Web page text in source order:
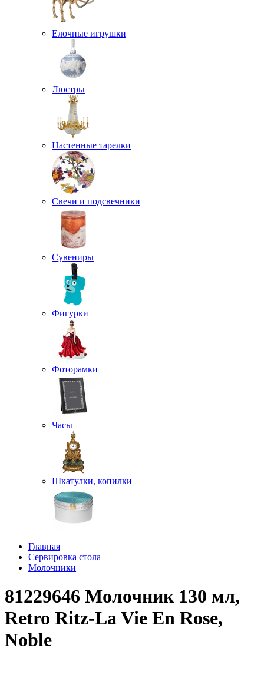
Елочные игрушки
Люстры
Настенные тарелки
Свечи и подсвечники
Сувениры
Фигурки
Фоторамки
Часы
Шкатулки, копилки
Главная
Сервировка стола
Молочники
81229646 Молочник 130 мл,
Retro Ritz-La Vie En Rose,
Noble